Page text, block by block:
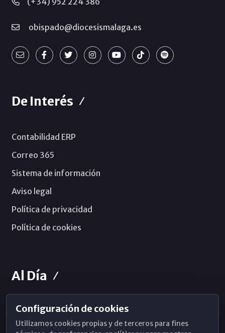
obispado@diocesismalaga.es
De Interés
Contabilidad ERP
Correo 365
Sistema de información
Aviso legal
Política de privacidad
Política de cookies
Al Día
Horarios de Misa
Hemeroteca
Configuración de cookies
Utilizamos cookies propias y de terceros para fines